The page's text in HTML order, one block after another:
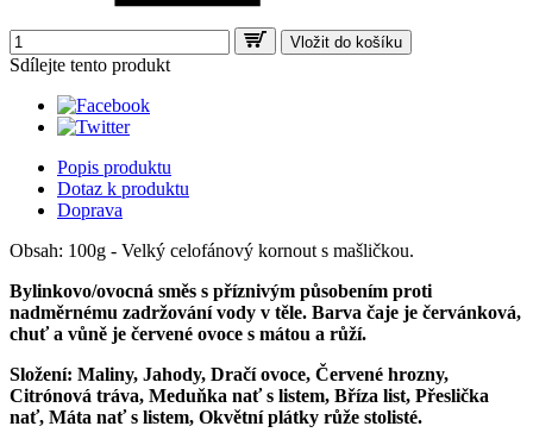
Vložit do košíku
Sdílejte tento produkt
Popis produktu
Dotaz k produktu
Doprava
Obsah: 100g - Velký celofánový kornout s mašličkou.
Bylinkovo/ovocná směs s příznivým působením proti
nadměrnému zadržování vody v těle. Barva čaje je červánková,
chuť a vůně je červené ovoce s mátou a růží.
Složení: Maliny, Jahody, Dračí ovoce, Červené hrozny,
Citrónová tráva, Meduňka nať s listem, Bříza list, Přeslička
nať, Máta nať s listem, Okvětní plátky růže stolisté.